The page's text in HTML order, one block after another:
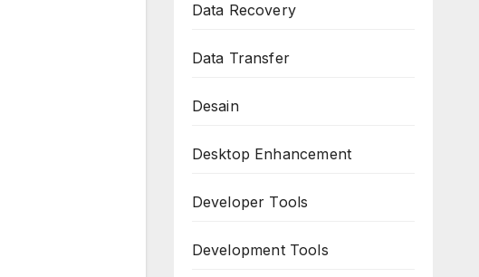
Data Recovery
Data Transfer
Desain
Desktop Enhancement
Developer Tools
Development Tools